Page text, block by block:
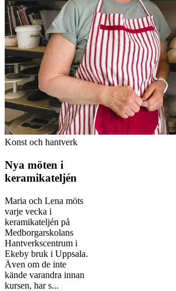
Konst och hantverk
Nya möten i
keramikateljén
Maria och Lena möts
varje vecka i
keramikateljén på
Medborgarskolans
Hantverkscentrum i
Ekeby bruk i Uppsala.
Även om de inte
kände varandra innan
kursen, har s...